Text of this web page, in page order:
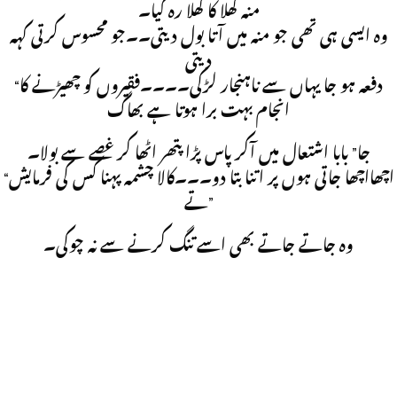
منہ کھلا کا کھلا رہ گيا۔
وہ ايسی ہی تھی جو منہ ميں آتا بول ديتی۔۔جو محسوس کرتی کہہ
ديتی
“دفعہ ہو جا يہاں سے ناہنجار لڑکی۔۔۔۔فقيروں کو چھيڑنے کا
انجام بہت برا ہوتا ہے بھاگ
جا” بابا اشتعال ميں آکر پاس پڑا پتھر اٹھا کر غصے سے بولا۔
“اچھااچھا جاتی ہوں پر اتنا بتا دو۔۔۔کالا چشمہ پہنا کس کی فرمايش
تے”
وہ جاتے جاتے بھی اسے تنگ کرنے سے نہ چوکی۔